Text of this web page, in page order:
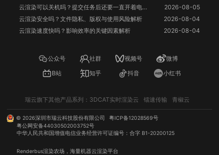
云渲染可以关机吗？提交任务后还要一直开着电脑吗？
2026-08-05
云渲染安全吗？文件隐私、版权与使用风险解析
2026-08-04
云渲染速度快吗？影响效率的关键因素解析
2026-08-04
公众号 社群 视频号
微博
B站
知乎 抖音 小红书
瑞云旗下其他产品系列： 3DCAT实时渲染云 镭速传输 青椒云
© 2026深圳市瑞云科技股份有限公司
粤ICP备12028569号
粤公网安备44030502003752号
中华人民共和国增值电信业务经营许可证编号：合字 B1-20200125
Renderbus渲染农场 ，海量机器云渲染平台